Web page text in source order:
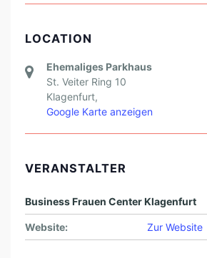
R
N
LOCATION
Ehemaliges Parkhaus
St. Veiter Ring 10
Klagenfurt,
Google Karte anzeigen
VERANSTALTER
Business Frauen Center Klagenfurt
Website: Zur Website